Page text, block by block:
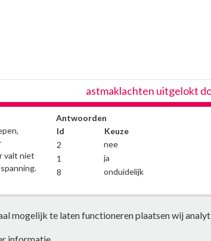
astmaklachten uitgelokt
valt niet
Antwoorden
Id
Keuze
2
nee
1
ja
8
onduidelijk
mogelijk te laten functioneren plaatsen wij